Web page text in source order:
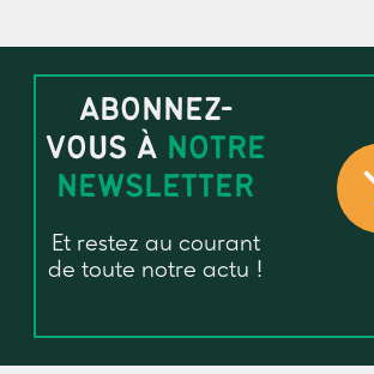
ABONNEZ-
VOUS À NOTRE
NEWSLETTER
Et restez au courant
de toute notre actu !